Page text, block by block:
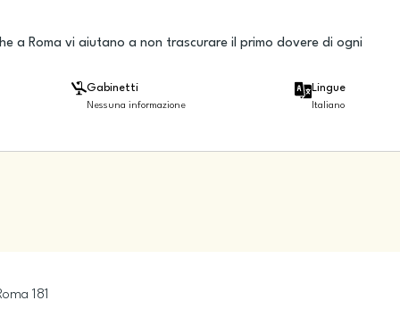
a Roma vi aiutano a non trascurare il primo dovere di ogni
Gabinetti
Nessuna informazione
Lingue
Italiano
181